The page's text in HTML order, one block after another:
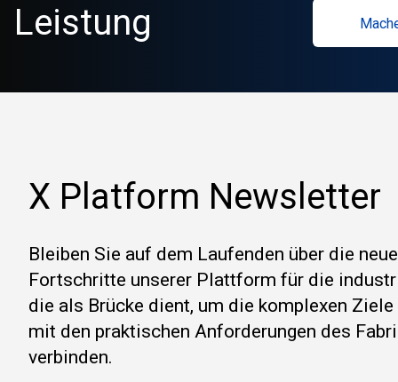
Leistung
X Platform Newsletter
Bleiben Sie auf dem Laufenden über die
Fortschritte unserer Plattform für die
die als Brücke dient, um die komplexen
mit den praktischen Anforderungen des
verbinden.